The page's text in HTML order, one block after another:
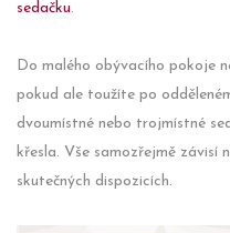
sedačku.
Do malého obývacího pokoje
pokud ale toužíte po
dvoumístné nebo trojmístné
křesla. Vše samozřejmě závisí
skutečných dispozicích.